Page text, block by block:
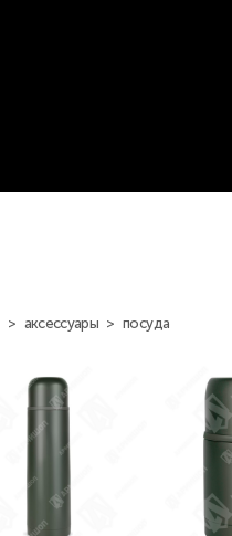
> аксессуары > посуда